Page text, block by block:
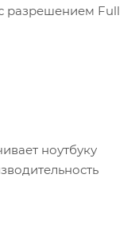
разрешением Full
ноутбуку